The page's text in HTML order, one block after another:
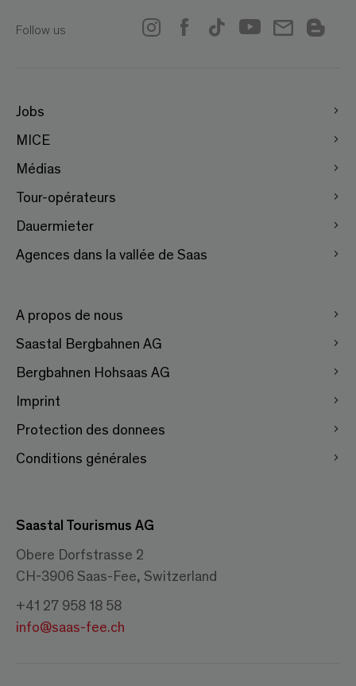
Follow us
Jobs
MICE
Médias
Tour-opérateurs
Dauermieter
Agences dans la vallée de Saas
A propos de nous
Saastal Bergbahnen AG
Bergbahnen Hohsaas AG
Imprint
Protection des donnees
Conditions générales
Saastal Tourismus AG
Obere Dorfstrasse 2
CH-3906 Saas-Fee, Switzerland
+41 27 958 18 58
info@saas-fee.ch